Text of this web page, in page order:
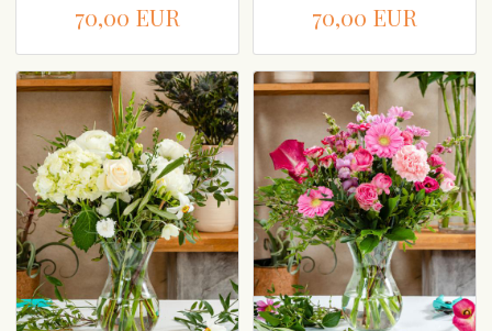
70,00 EUR 70,00 EUR